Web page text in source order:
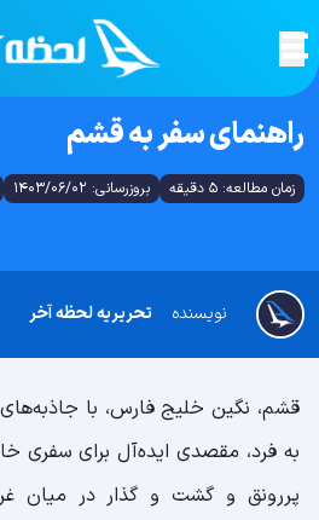
راهنمای سفر به قشم
زمان مطالعه: 5 دقیقه بروزرسانی: 1403/06/02
تحریریه لحظه آخر نویسنده
قشم، نگین خلیج فارس، با
به فرد، مقصدی ایده‌آل برای سفری
پررونق و گشت و گذار در میان